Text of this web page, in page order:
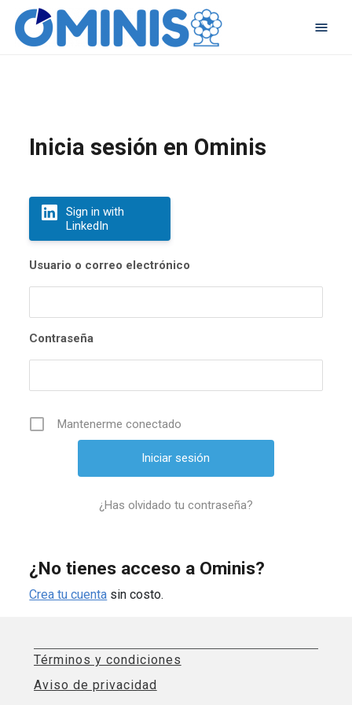
Inicia sesión en Ominis
Sign in with
LinkedIn
Usuario o correo electrónico
Contraseña
Mantenerme conectado
¿Has olvidado tu contraseña?
¿No tienes acceso a Ominis?
Crea tu cuenta sin costo.
Términos y condiciones
Aviso de privacidad